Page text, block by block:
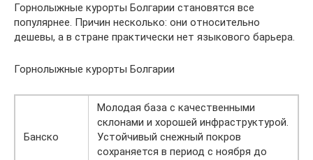
Горнолыжные курорты Болгарии становятся все
популярнее. Причин несколько: они относительно
дешевы, а в стране практически нет языкового барьера.
Горнолыжные курорты Болгарии
Банско
Молодая база с качественными
склонами и хорошей инфраструктурой.
Устойчивый снежный покров
сохраняется в период с ноября до